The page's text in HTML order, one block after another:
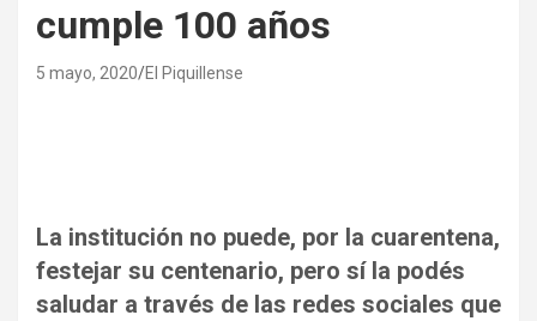
cumple 100 años
5 mayo, 2020 El Piquillense
La institución no puede, por la cuarentena,
festejar su centenario, pero sí la podés
saludar a través de las redes sociales que